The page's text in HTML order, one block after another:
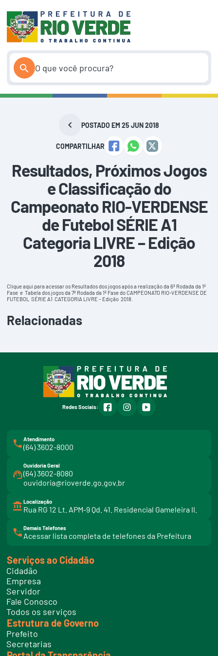
conteúdo
POSTADO EM 25 JUN 2018
COMPARTILHAR
Resultados, Próximos Jogos
e Classificação do
Campeonato RIO-VERDENSE
de Futebol SÉRIE A1
Categoria LIVRE – Edição
2018
Clique aqui para acessaros Resultados dos jogos após a realização da 6ª Rodada da 1ª
Fase e Tabela dos jogos da 7ª Rodada da 1ª Fase do CAMPEONATO RIO-VERDENSE DE
FUTEBOL SÉRIE A1 CATEGORIA LIVRE – Edição 2018.
Relacionadas
Redes Sociais: facebookinstagramyoutube
Atendimento
(64) 3602-8000
Ouvidoria Geral
(64) 3602-8080
ouvidoria@rioverde.go.gov.br
Localização
Rua RG 12 Lt. APM-9 Qd. 41. Residencial Gameleira II.
Demais Telefones
Acessar lista completa de telefones da Prefeitura
i
t
e
l
f
o
e
s
Serviços ao Cidadão
Cidadão
Empresa
Servidor
Fale Conosco
Todos os serviços
Estrutura de Governo
Prefeito
Secretarias